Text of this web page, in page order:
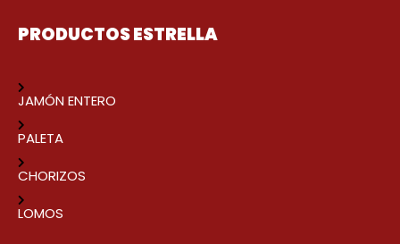
PRODUCTOS ESTRELLA
JAMÓN ENTERO
PALETA
CHORIZOS
LOMOS